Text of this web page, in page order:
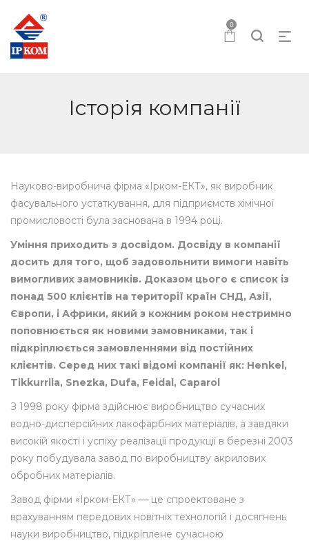
0
Історія компанії
Науково-виробнича фірма «Ірком-ЕКТ», як виробник
фасувального устаткування, для підприємств хімічної
промисловості була заснована в 1994 році.
Уміння приходить з досвідом. Досвіду в компанії
досить для того, щоб задовольнити вимоги навіть
вимогливих замовників. Доказом цього є список із
понад 500 клієнтів на території країн СНД, Азії,
Європи, і Африки, який з кожним роком нестримно
поповнюється як новими замовниками, так і
підкріплюється замовленнями від постійних
клієнтів. Серед них такі відомі компанії як: Henkel,
Tikkurrila, Snezka, Dufa, Feidal, Caparol
З 1998 року фірма здійснює виробництво сучасних
водно-дисперсійних лакофарбних матеріалів, а завдяки
високій якості і успіху реалізації продукції в березні 2003
року побудувала завод по виробництву акрилових
обробних матеріалів.
Завод фірми «Ірком-ЕКТ» — це спроектоване з
врахуванням передових новітніх технологій і досягнень
науки виробництво, підкріплене сучасною